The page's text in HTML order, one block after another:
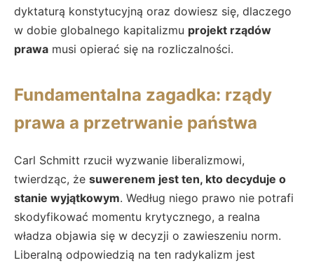
dyktaturą konstytucyjną oraz dowiesz się, dlaczego
w dobie globalnego kapitalizmu projekt rządów
prawa musi opierać się na rozliczalności.
Fundamentalna zagadka: rządy
prawa a przetrwanie państwa
Carl Schmitt rzucił wyzwanie liberalizmowi,
twierdząc, że suwerenem jest ten, kto decyduje o
stanie wyjątkowym. Według niego prawo nie potrafi
skodyfikować momentu krytycznego, a realna
władza objawia się w decyzji o zawieszeniu norm.
Liberalną odpowiedzią na ten radykalizm jest